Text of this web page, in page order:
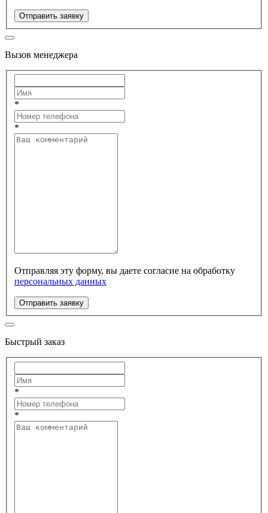
Отправить заявку
Вызов менеджера
*
*
Отправляя эту форму, вы даете согласие на обработку
персональных данных
Отправить заявку
Быстрый заказ
*
*